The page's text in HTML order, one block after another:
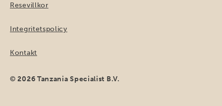
Resevillkor
Integritetspolicy
Kontakt
© 2026 Tanzania Specialist B.V.